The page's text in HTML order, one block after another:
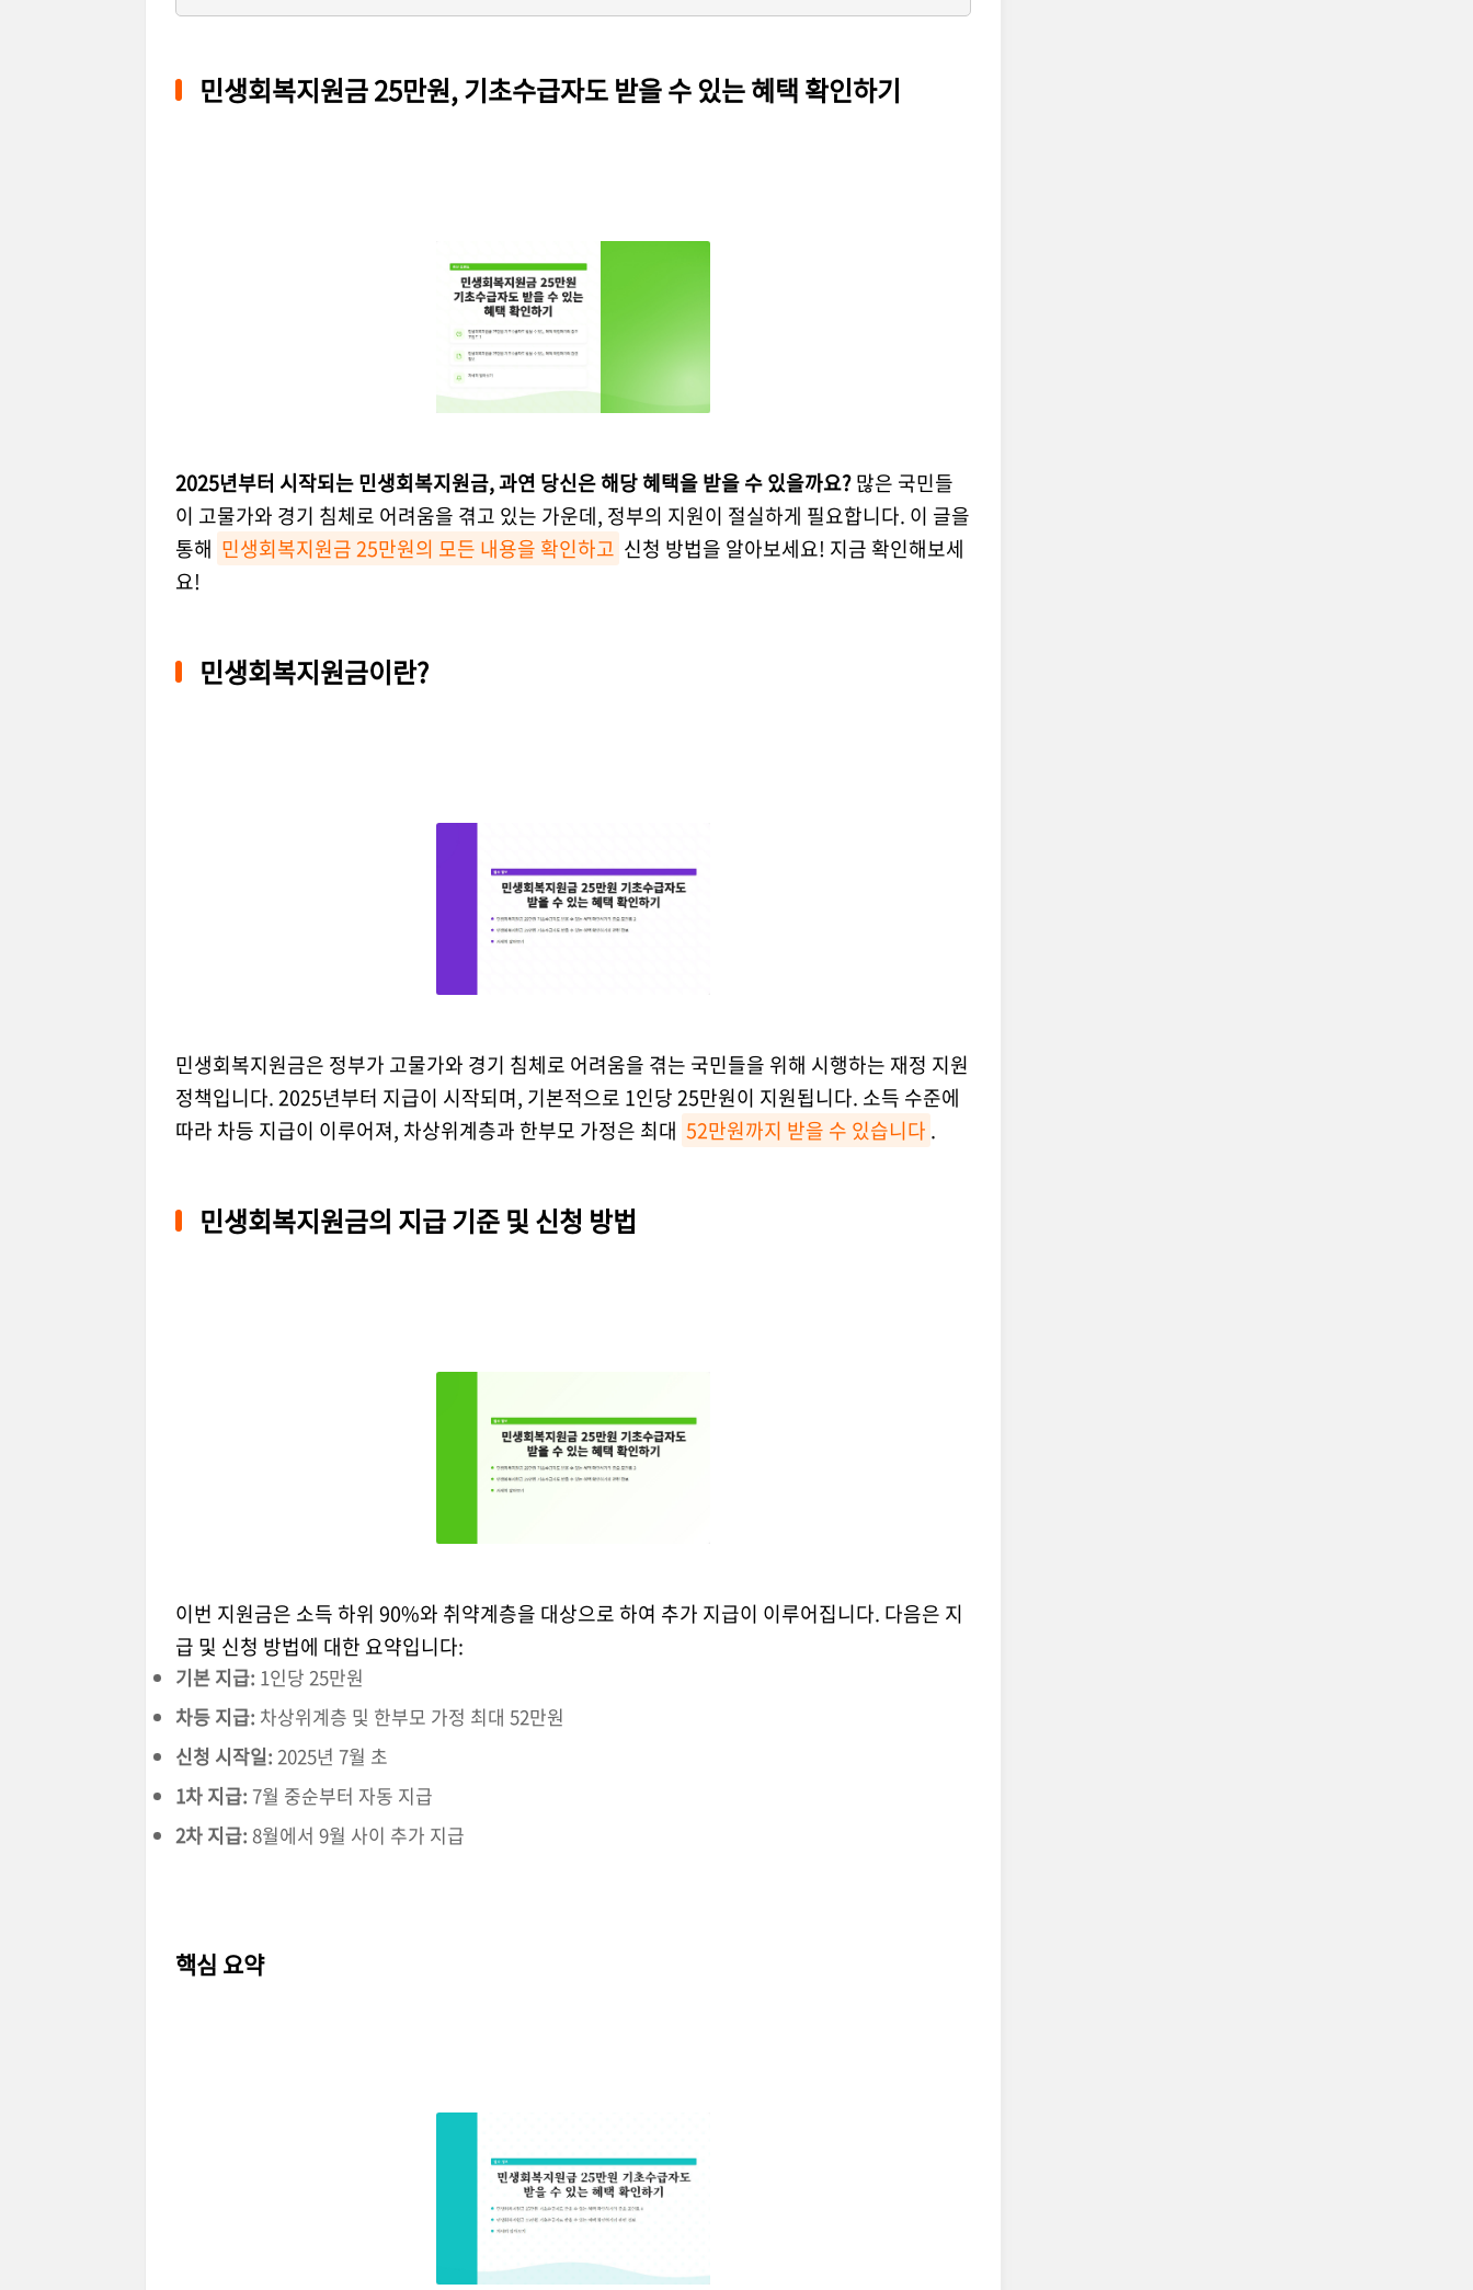
민생회복지원금 25만원, 기초수급자도 받을 수 있는 혜택 확인하기
2025년부터 시작되는 민생회복지원금, 과연 당신은 해당 혜택을 받을 수 있을까요?많은 국민들
이 고물가와 경기 침체로 어려움을 겪고 있는 가운데, 정부의 지원이 절실하게 필요합니다. 이 글을
통해 민생회복지원금 25만원의 모든 내용을 확인하고 신청 방법을 알아보세요! 지금 확인해보세
요!
민생회복지원금이란?
민생회복지원금은 정부가 고물가와 경기 침체로 어려움을 겪는 국민들을 위해 시행하는 재정 지원
정책입니다. 2025년부터 지급이 시작되며, 기본적으로 1인당 25만원이 지원됩니다. 소득 수준에
따라 차등 지급이 이루어져, 차상위계층과 한부모 가정은 최대 52만원까지 받을 수 있습니다 .
민생회복지원금의 지급 기준 및 신청 방법
이번 지원금은 소득 하위 90%와 취약계층을 대상으로 하여 추가 지급이 이루어집니다. 다음은 지
급 및 신청 방법에 대한 요약입니다:
기본 지급: 1인당 25만원
차등 지급: 차상위계층 및 한부모 가정 최대 52만원
신청 시작일: 2025년 7월 초
1차 지급: 7월 중순부터 자동 지급
2차 지급: 8월에서 9월 사이 추가 지급
핵심 요약